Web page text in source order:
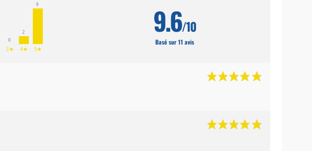
0
3★
2
4★
9
5★
9.6/10
Basé sur 11 avis